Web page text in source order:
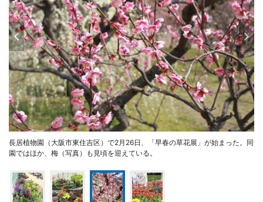
長居植物園（大阪市東住吉区）で2月26日、「早春の草花展」が始まった。同
園ではほか、梅（写真）も見頃を迎えている。